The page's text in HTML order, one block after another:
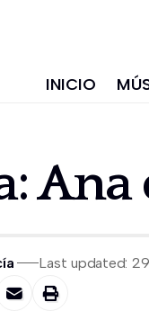
INICIO
Ana
Last updated: